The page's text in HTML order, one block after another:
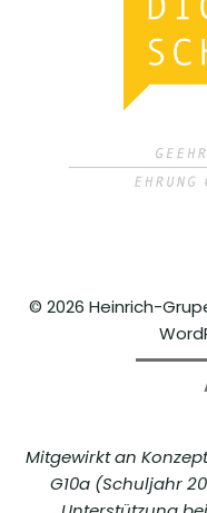
© 2026 Heinrich-
Mitgewirkt an
G10a (Schuljahr